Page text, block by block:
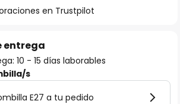
en Trustpilot
entrega
10 - 15 días laborables
s
E27 a tu pedido